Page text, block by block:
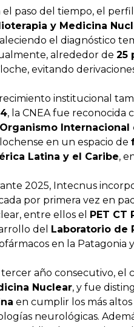
el paso del tiempo, el
y Medicina
el diagnóstico
alrededor de 25
evitando
institucional
, la CNEA fue reconocida
Organismo Internacional
en un espacio de
Latina y el Caribe,
2025, Intecnus
por primera vez en
entre ellos el
PET CT
del
Laboratorio de
en la Patagonia
tercer año consecutivo, el
Nuclear, y fue
en cumplir los más
neurológicas.